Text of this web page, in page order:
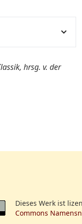
v. Iffland
hrsg. v. der
Dieses Werk ist
Commons